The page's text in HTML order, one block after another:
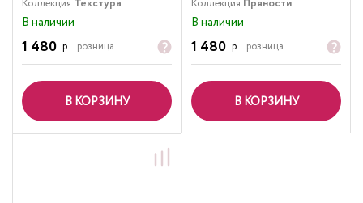
Коллекция:Текстура
В наличии
1 480 р. розница
В КОРЗИНУ
Коллекция:Пряности
В наличии
1 480 р. розница
В КОРЗИНУ